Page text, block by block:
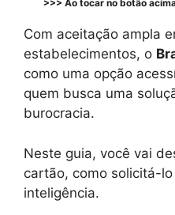
>>> Ao tocar no botão
Com aceitação ampla
estabelecimentos, o
como uma opção
quem busca uma
burocracia.
Neste guia, você vai
cartão, como solicitá-
inteligência.